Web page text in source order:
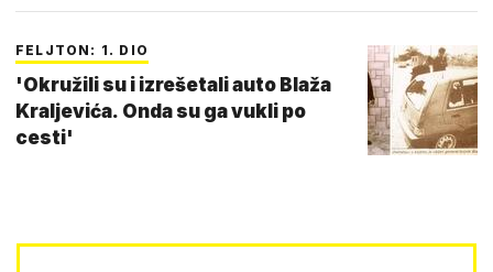
FELJTON: 1. DIO
'Okružili su i izrešetali auto Blaža
Kraljevića. Onda su ga vukli po
cesti'